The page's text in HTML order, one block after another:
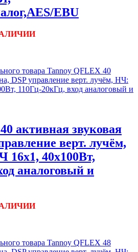
EBU
активная звуковая
верт. лучём,
16x1, 40х100Вт,
аналоговый и